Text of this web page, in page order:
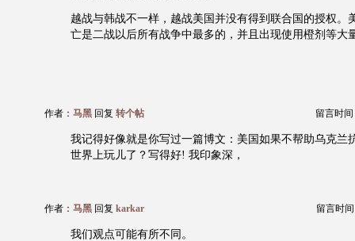
越战与韩战不一样，越战美国并没有得到联合国的授权。
亡是二战以后所有战争中最多的，并且出现使用橙剂等大
作者： 马黑 回复 转个帖 留言时间
我记得好像就是你写过一篇博文：美国如果不帮助乌克兰
世界上玩儿了？写得好! 我印象深，
作者： 马黑 回复 karkar 留言时间
我们观点可能有所不同。